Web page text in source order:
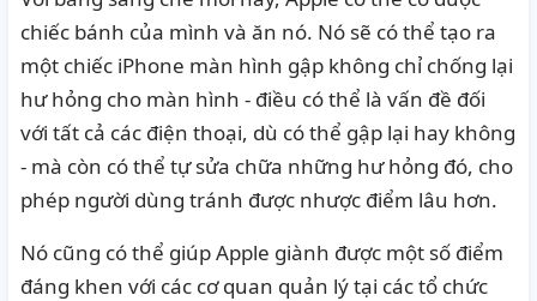
chiếc bánh của mình và ăn nó. Nó sẽ có thể tạo ra
một chiếc iPhone màn hình gập không chỉ chống lại
hư hỏng cho màn hình - điều có thể là vấn đề đối
với tất cả các điện thoại, dù có thể gập lại hay không
- mà còn có thể tự sửa chữa những hư hỏng đó, cho
phép người dùng tránh được nhược điểm lâu hơn.
Nó cũng có thể giúp Apple giành được một số điểm
đáng khen với các cơ quan quản lý tại các tổ chức